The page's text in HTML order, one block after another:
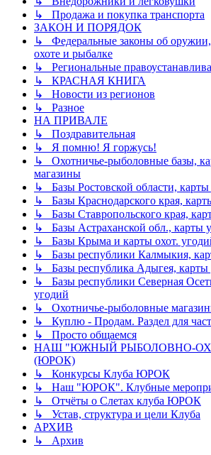
↳ Продажа и покупка транспорта
ЗАКОН И ПОРЯДОК
↳ Федеральные законы об оружии,
охоте и рыбалке
↳ Региональные
↳ КРАСНАЯ КНИГА
↳ Новости из регионов
↳ Разное
НА ПРИВАЛЕ
↳ Поздравительная
↳ Я помню! Я горжусь!
↳ Охотничье-рыболовные базы,
магазины
↳ Базы Ростовской области, карты
↳ Базы Краснодарского края,
↳ Базы Ставропольского края,
↳ Базы Астраханской обл., карты
↳ Базы Крыма и карты охот.
↳ Базы республики Калмыкия,
↳ Базы республика Адыгея, карты
↳ Базы республики Северная
угодий
↳ Охотничье-рыболовные
↳ Куплю - Продам. Раздел для
↳ Просто общаемся
НАШ "ЮЖНЫЙ РЫБОЛОВНО-
(ЮРОК)
↳ Конкурсы Клуба ЮРОК
↳ Наш "ЮРОК". Клубные
↳ Отчёты о Слетах клуба ЮРОК
↳ Устав, структура и цели Клуба
АРХИВ
↳ Архив